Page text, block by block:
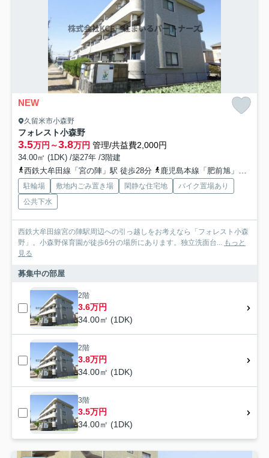
NEW
久留米市小森野
フォレスト小森野
3.5万円～3.8万円 管理/共益費2,000円
34.00㎡ (1DK) /築27年 /3階建
西鉄大牟田線「宮の陣」駅 徒歩28分
鹿児島本線「肥前旭」駅 徒歩40分
駐輪場 敷地内ごみ置き場 閑静な住宅地
バイク置場あり
公共下水
西鉄大牟田線宮の陣駅周辺への引っ越しをお考えなら「フォレスト小森
野」。小森野保育園が徒歩6分の場所にあります。独立洗面台... もっと
見る
募集中の部屋
2階
3.6万円
34.00㎡ (1DK)
2階
3.8万円
34.00㎡ (1DK)
3階
3.5万円
34.00㎡ (1DK)